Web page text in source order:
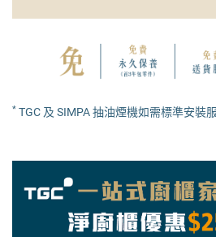
* TGC 及 SIMPA 抽油煙機如需標準安裝